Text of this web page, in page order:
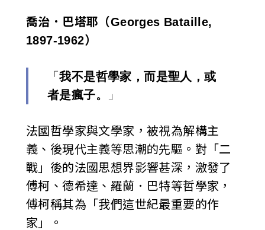
喬治．巴塔耶（Georges Bataille,
1897-1962）
「我不是哲學家，而是聖人，或
者是瘋子。
」
法國哲學家與文學家，被視為解構主
義、後現代主義等思潮的先驅。對「二
戰」後的法國思想界影響甚深，激發了
傅柯、德希達、羅蘭．巴特等哲學家，
傅柯稱其為「我們這世紀最重要的作
家」。